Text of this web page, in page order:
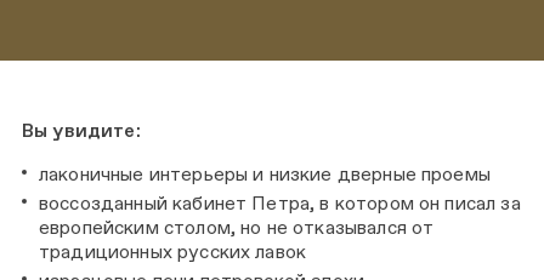
Вы увидите:
лаконичные интерьеры и низкие дверные проемы
воссозданный кабинет Петра, в котором он писал за
европейским столом, но не отказывался от
традиционных русских лавок